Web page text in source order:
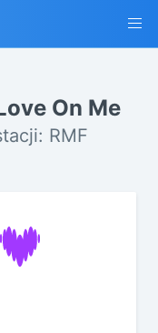
On Me
RMF